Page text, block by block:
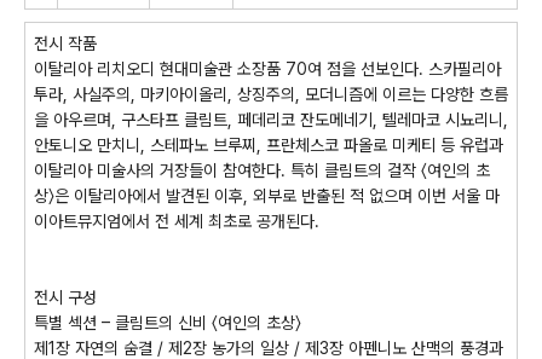
전시 작품
이탈리아 리치오디 현대미술관 소장품 70여 점을 선보인다. 스카필리아
투라 사실주의 마키아이올리 상징주의
모더니즘에 이르는 다양한 흐름
을 아우르며
구스타프 클림트 페데리코 잔도메네기 텔레마코 시뇨리니
안토니오 만치니
스테파노 브루찌
프란체스코 파올로 미케티 등 유럽과
이탈리아 미술사의 거장들이 참여한다. 특히 클림트의 걸작 〈여인의 초
상〉은 이탈리아에서 발견된 이후 외부로 반출된 적 없으며 이번 서울 마
이아트뮤지엄에서 전 세계 최초로 공개된다.
전시 구성
특별 섹션 – 클림트의 신비 〈여인의 초상〉
제1장 자연의 숨결 / 제 2장 농가의 일상 / 제3장 아펜니노 산맥의 풍경과